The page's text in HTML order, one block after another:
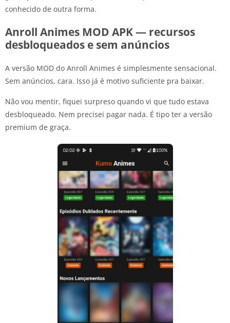
conhecido de outra forma.
Anroll Animes MOD APK — recursos
desbloqueados e sem anúncios
A versão MOD do Anroll Animes é simplesmente sensacional.
Sem anúncios, cara. Isso já é motivo suficiente pra baixar.
Não vou mentir, fiquei surpreso quando vi que tudo estava
desbloqueado. Nem precisei pagar nada. É tipo ter a versão
premium de graça.